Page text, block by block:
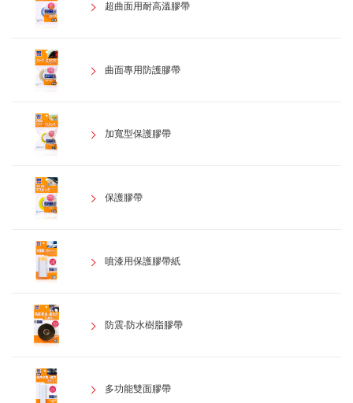
超曲面用耐高溫膠帶
曲面專用防護膠帶
加寬型保護膠帶
保護膠帶
噴漆用保護膠帶紙
防震‧防水樹脂膠帶
多功能雙面膠帶